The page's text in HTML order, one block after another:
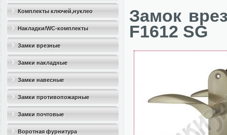
Комплекты ключей,нуклео
Накладки/WC-комплекты
Замки врезные
Замки накладные
Замки навесные
Замки противопожарные
Замки почтовые
Воротная фурнитура
Замок
F1612 SG